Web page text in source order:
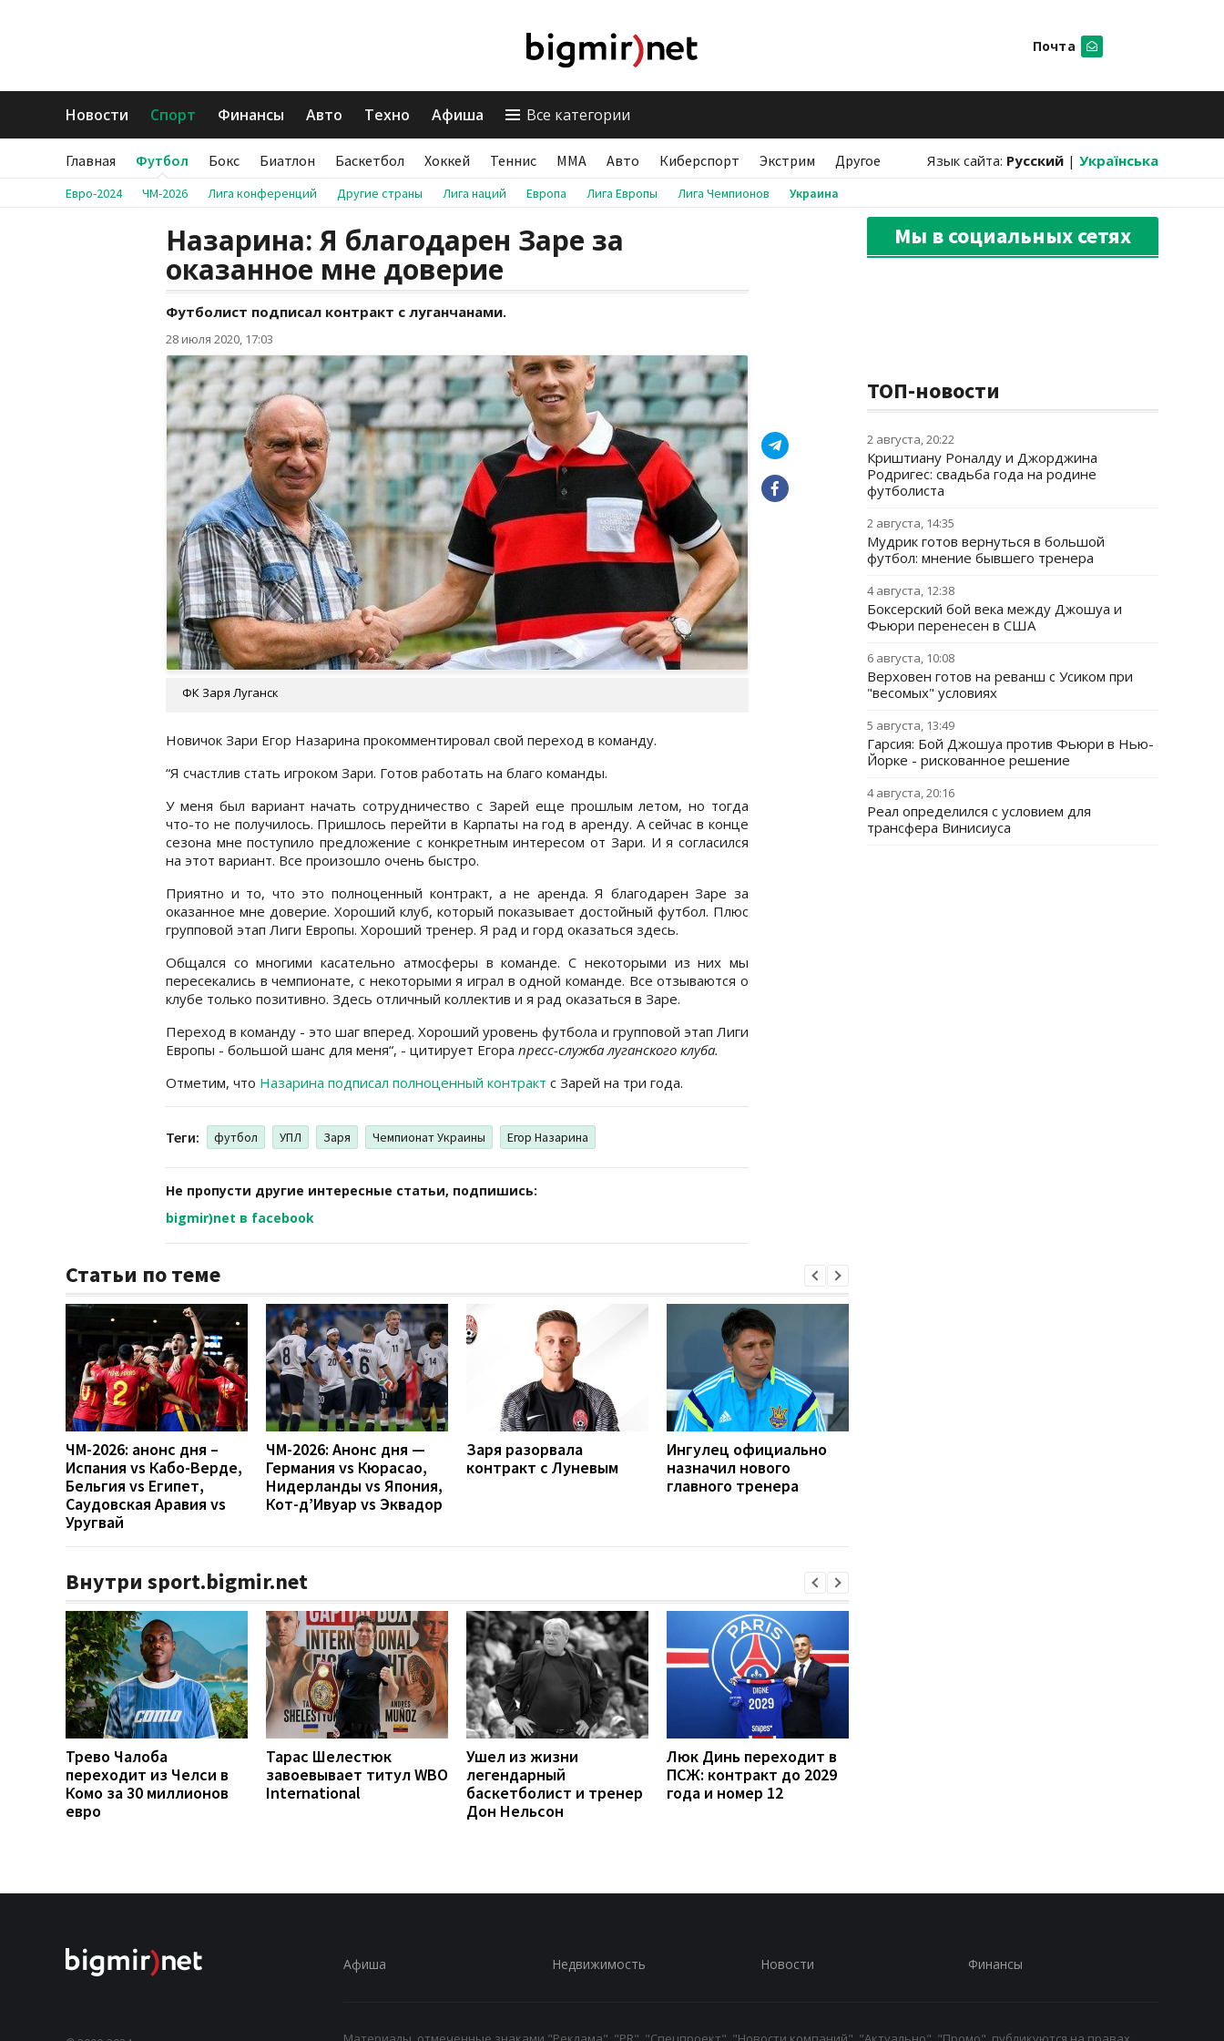
Почта
Новости Спорт Финансы Авто Техно Афиша Все категории
Главная Футбол Бокс Биатлон Баскетбол Хоккей Теннис ММА Авто Киберспорт Экстрим Другое Язык сайта: Русский | Українська
Евро-2024 ЧМ-2026 Лига конференций Другие страны Лига наций Европа Лига Европы Лига Чемпионов Украина
Назарина: Я благодарен Заре за
оказанное мне доверие
Футболист подписал контракт с луганчанами.
28 июля 2020, 17:03
ФК Заря Луганск
Новичок Зари Егор Назарина прокомментировал свой переход в команду.
“Я счастлив стать игроком Зари. Готов работать на благо команды.
У меня был вариант начать сотрудничество с Зарей еще прошлым летом, но тогда
что-то не получилось. Пришлось перейти в Карпаты на год в аренду. А сейчас в конце
сезона мне поступило предложение с конкретным интересом от Зари. И я согласился
на этот вариант. Все произошло очень быстро.
Приятно и то, что это полноценный контракт, а не аренда. Я благодарен Заре за
оказанное мне доверие. Хороший клуб, который показывает достойный футбол. Плюс
групповой этап Лиги Европы. Хороший тренер. Я рад и горд оказаться здесь.
Общался со многими касательно атмосферы в команде. С некоторыми из них мы
пересекались в чемпионате, с некоторыми я играл в одной команде. Все отзываются о
клубе только позитивно. Здесь отличный коллектив и я рад оказаться в Заре.
Переход в команду - это шаг вперед. Хороший уровень футбола и групповой этап Лиги
Европы - большой шанс для меня“, - цитирует Егора пресс-служба луганского клуба.
Отметим, что Назарина подписал полноценный контракт с Зарей на три года.
Теги: футбол УПЛ Заря Чемпионат Украины Егор Назарина
Не пропусти другие интересные статьи, подпишись:
bigmir)net в facebook
Статьи по теме
ЧМ-2026: анонс дня –
Испания vs Кабо-Верде,
Бельгия vs Египет,
Саудовская Аравия vs
Уругвай
ЧМ-2026: Анонс дня —
Германия vs Кюрасао,
Нидерланды vs Япония,
Кот-д’Ивуар vs Эквадор
Заря разорвала
контракт с Луневым
Ингулец официально
назначил нового
главного тренера
Внутри sport.bigmir.net
Трево Чалоба
переходит из Челси в
Комо за 30 миллионов
евро
Тарас Шелестюк
завоевывает титул WBO
International
Ушел из жизни
легендарный
баскетболист и тренер
Дон Нельсон
Люк Динь переходит в
ПСЖ: контракт до 2029
года и номер 12
Мы в социальных сетях
ТОП-новости
2 августа, 20:22
Криштиану Роналду и Джорджина
Родригес: свадьба года на родине
футболиста
2 августа, 14:35
Мудрик готов вернуться в большой
футбол: мнение бывшего тренера
4 августа, 12:38
Боксерский бой века между Джошуа и
Фьюри перенесен в США
6 августа, 10:08
Верховен готов на реванш с Усиком при
"весомых" условиях
5 августа, 13:49
Гарсия: Бой Джошуа против Фьюри в Нью-
Йорке - рискованное решение
4 августа, 20:16
Реал определился с условием для
трансфера Винисиуса
Афиша Недвижимость Новости Финансы